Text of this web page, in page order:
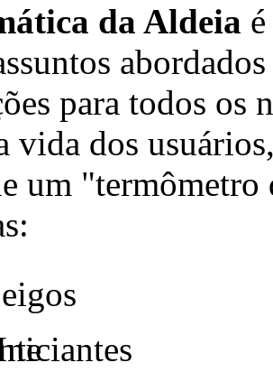
da Aldeia
para todos os
vida dos
um